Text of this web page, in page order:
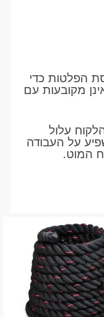
הפלטות כדי
מקובעות עם
עלול
על העבודה
המוט.